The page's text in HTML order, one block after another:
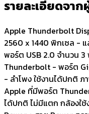
รายละเอียดจาก
Apple Thunderbolt
2560 x 1440 พิกเซล -
พอร์ต USB 2.0 จำนวน
Thunderbolt - พอร์ต
- ลำโพง ใช้งานได้ปกติ
Apple ที่มีพอร์ต
ได้ปกติ ไม่มีแตก กล้องใ